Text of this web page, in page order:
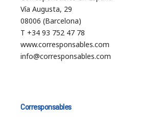
Vía Augusta, 29
08006 (Barcelona)
T +34 93 752 47 78
www.corresponsables.com
info@corresponsables.com
Corresponsables